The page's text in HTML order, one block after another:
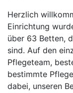
Herzlich
Einrichtung
über 63 Betten,
sind. Auf den
Pflegeteam,
bestimmte
dabei, unseren